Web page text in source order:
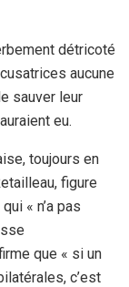
détricoté
aucune
sauver leur
eu.
toujours en
figure
« n’a pas
que « si un
c’est